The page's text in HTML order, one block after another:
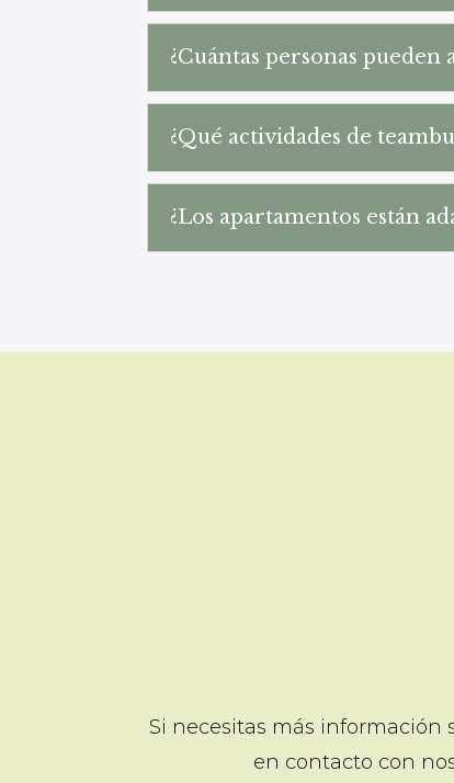
¿Cuántas personas
¿Qué actividades de
¿Los apartamentos están
Si necesitas más información
en contacto con